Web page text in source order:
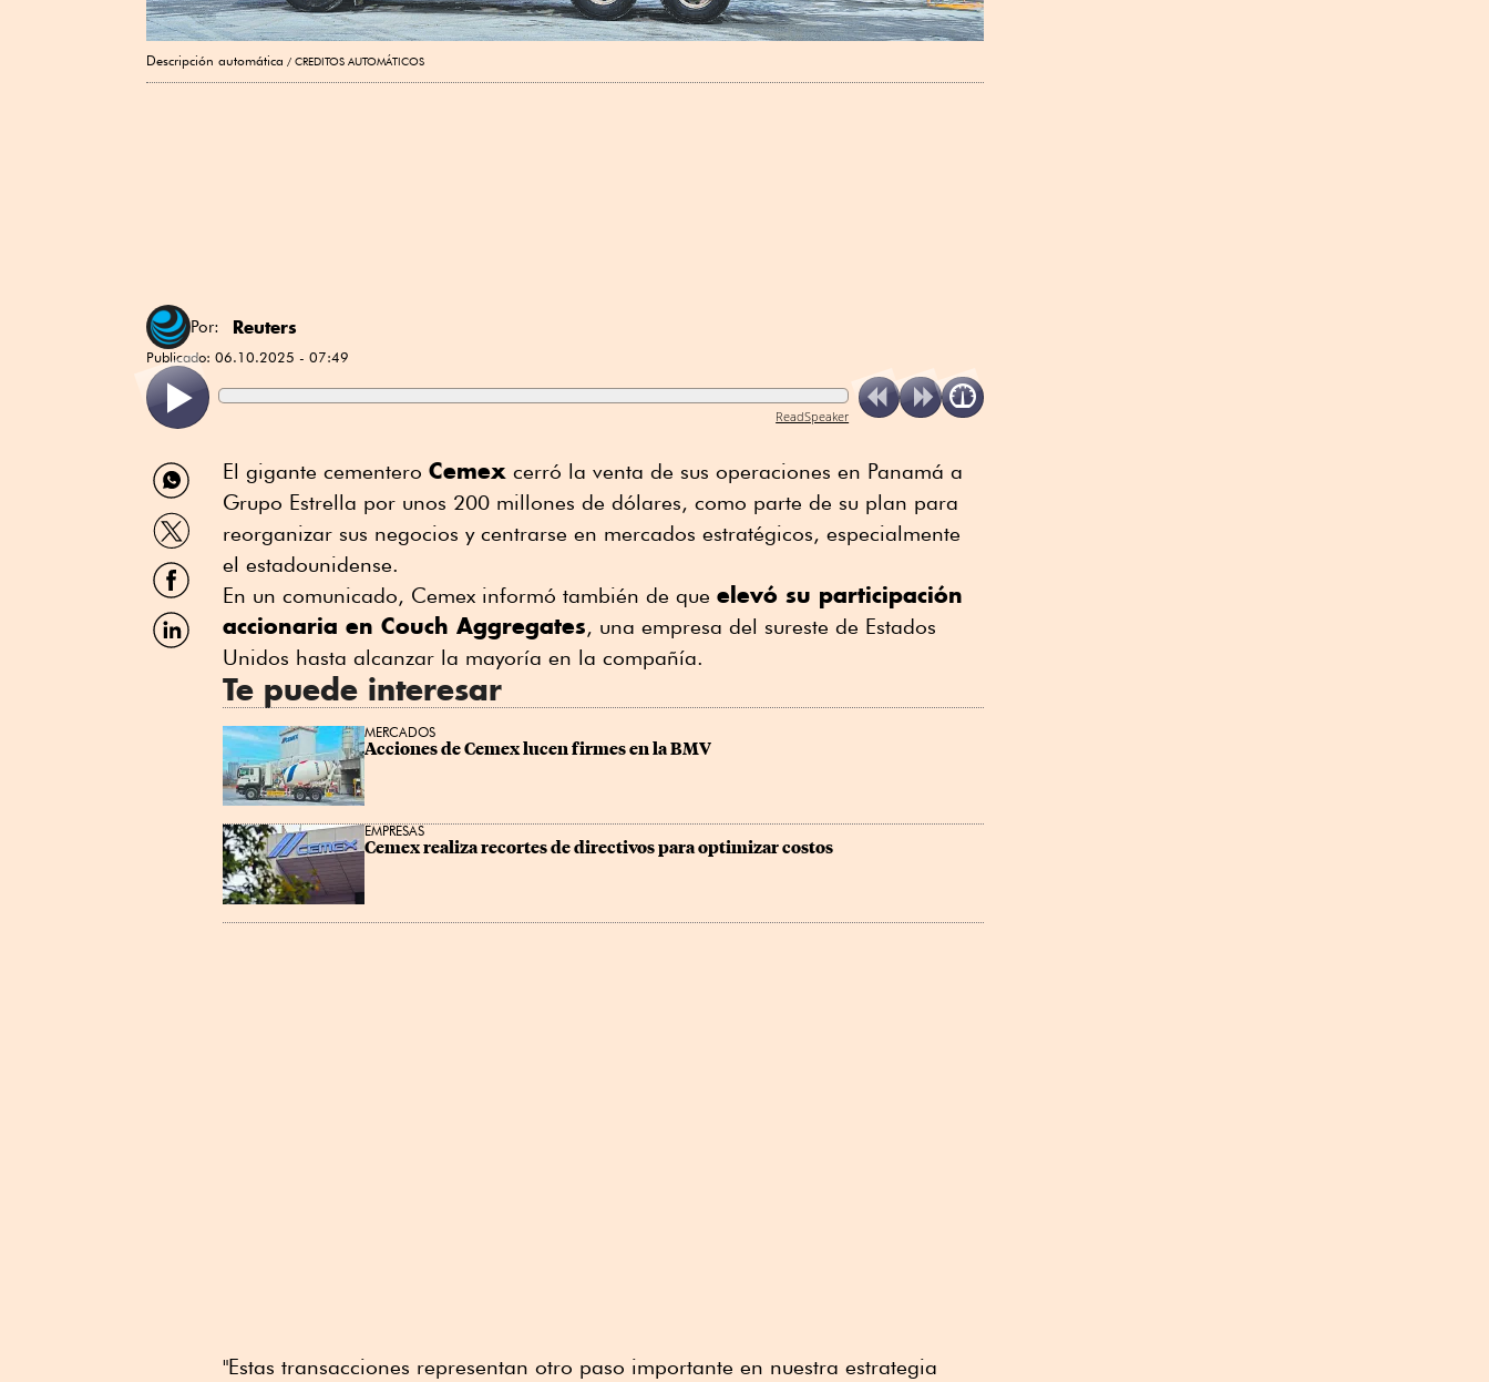
Descripción automática CREDITOS AUTOMÁTICOS
Por: Reuters
Publicado: 06.10.2025 - 07:49
ReadSpeaker
Compartir
por
WhatsApp
Compartir
por
Twitter
Compartir
por
Facebook
Compartir
por
El gigante cementero Cemex cerró la venta de sus operaciones en Panamá a
Grupo Estrella por unos 200 millones de dólares, como parte de su plan para
reorganizar sus negocios y centrarse en mercados estratégicos, especialmente
el estadounidense.
En un comunicado, Cemex informó también de que elevó su participación
accionaria en Couch Aggregates, una empresa del sureste de Estados
Unidos hasta alcanzar la mayoría en la compañía.
Te puede interesar
MERCADOS
Acciones de Cemex lucen firmes en la BMV
EMPRESAS
Cemex realiza recortes de directivos para optimizar costos
"Estas transacciones representan otro paso importante en nuestra estrategia